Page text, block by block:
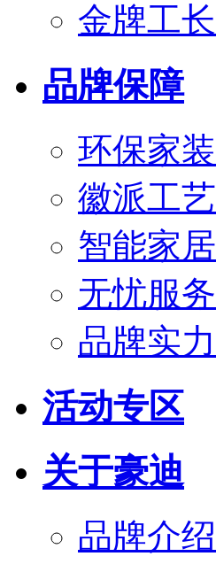
金牌工长
品牌保障
环保家装
徽派工艺
智能家居
无忧服务
品牌实力
活动专区
关于豪迪
品牌介绍